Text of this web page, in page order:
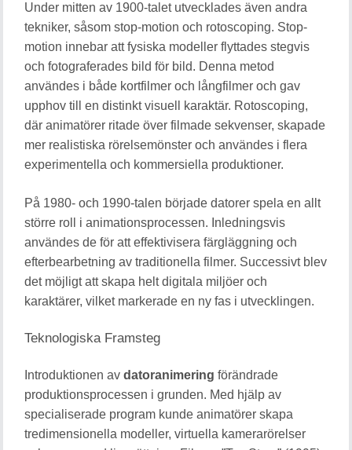
Under mitten av 1900-talet utvecklades även andra
tekniker, såsom stop-motion och rotoscoping. Stop-
motion innebar att fysiska modeller flyttades stegvis
och fotograferades bild för bild. Denna metod
användes i både kortfilmer och långfilmer och gav
upphov till en distinkt visuell karaktär. Rotoscoping,
där animatörer ritade över filmade sekvenser, skapade
mer realistiska rörelsemönster och användes i flera
experimentella och kommersiella produktioner.
På 1980- och 1990-talen började datorer spela en allt
större roll i animationsprocessen. Inledningsvis
användes de för att effektivisera färgläggning och
efterbearbetning av traditionella filmer. Successivt blev
det möjligt att skapa helt digitala miljöer och
karaktärer, vilket markerade en ny fas i utvecklingen.
Teknologiska Framsteg
Introduktionen av datoranimering förändrade
produktionsprocessen i grunden. Med hjälp av
specialiserade program kunde animatörer skapa
tredimensionella modeller, virtuella kamerarörelser